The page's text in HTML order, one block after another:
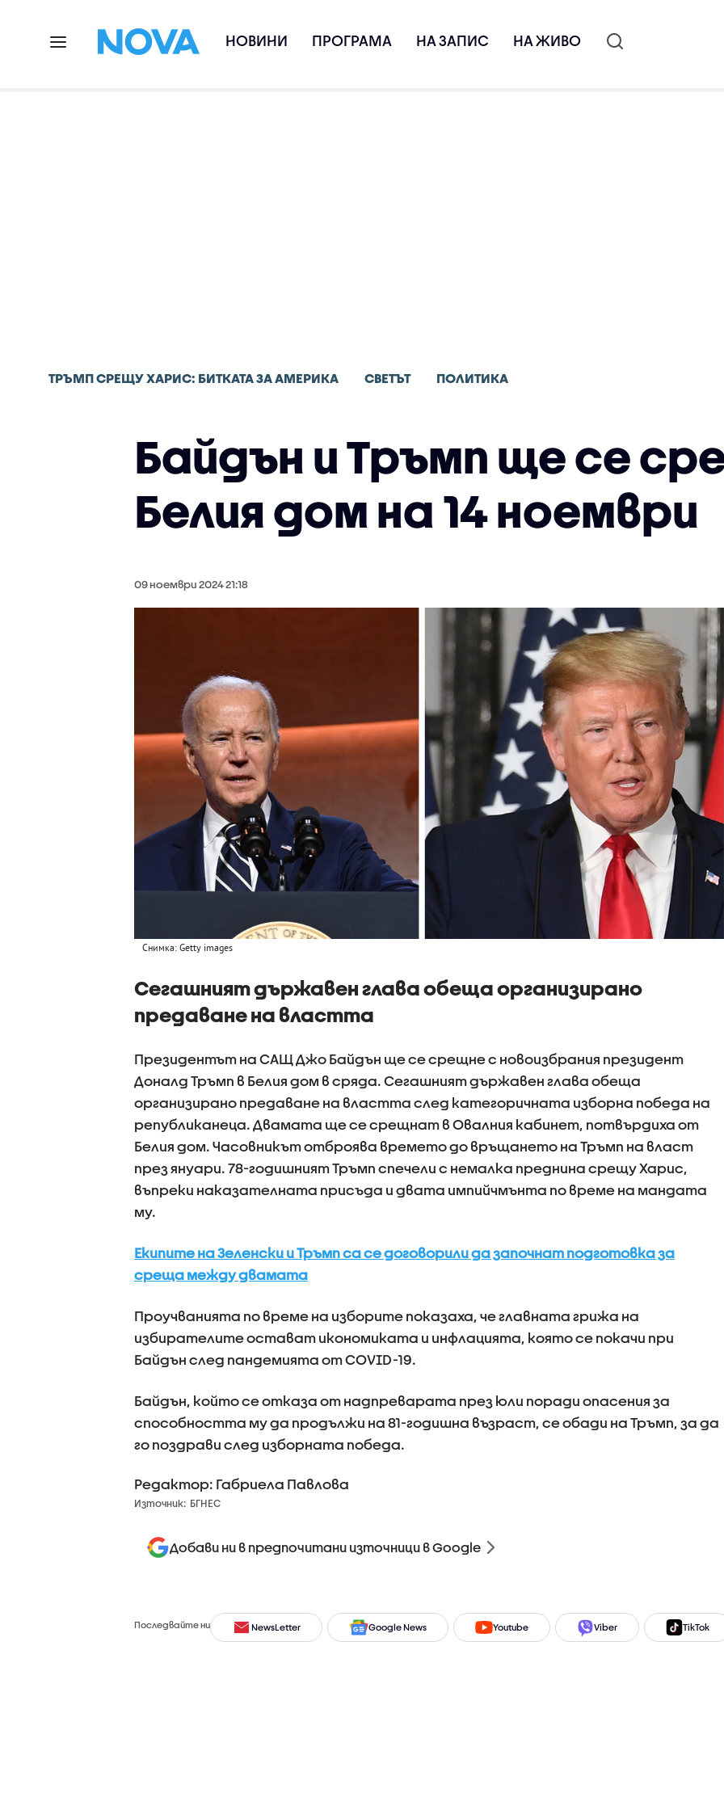
НОВИНИ ПРОГРАМА НА ЗАПИС НА ЖИВО
ТРЪМП СРЕЩУ ХАРИС: БИТКАТА ЗА АМЕРИКА СВЕТЪТ ПОЛИТИКА
Байдън и Тръмп ще се
Белия дом на 14 ноември
09 ноември 2024 21:18
Снимка: Getty images
Сегашният държавен глава обеща организирано
предаване на властта
Президентът на САЩ Джо Байдън ще се срещне с новоизбрания президент
Доналд Тръмп в Белия дом в сряда. Сегашният държавен глава обеща
организирано предаване на властта след категоричната изборна победа на
републиканеца. Двамата ще се срещнат в Овалния кабинет, потвърдиха от
Белия дом. Часовникът отброява времето до връщането на Тръмп на власт
през януари. 78-годишният Тръмп спечели с немалка преднина срещу Харис,
въпреки наказателната присъда и двата импийчмънта по време на мандата
му.
Екипите на Зеленски и Тръмп са се договорили да започнат подготовка за
среща между двамата
Проучванията по време на изборите показаха, че главната грижа на
избирателите остават икономиката и инфлацията, която се покачи при
Байдън след пандемията от COVID-19.
Байдън, който се отказа от надпреварата през юли поради опасения за
способността му да продължи на 81-годишна възраст, се обади на Тръмп, за да
го поздрави след изборната победа.
Редактор: Габриела Павлова
Източник: БГНЕС
Добави ни в предпочитани източници в Google
Последвайте ни NewsLetter Google News Youtube Viber TikTok